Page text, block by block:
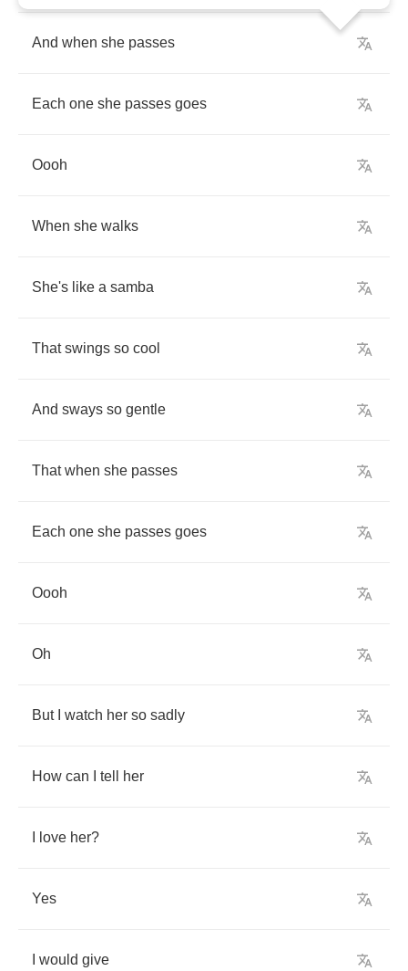
And when she passes
Each one she passes goes
Oooh
When she walks
She's like a samba
That swings so cool
And sways so gentle
That when she passes
Each one she passes goes
Oooh
Oh
But watch her so sadly
How can tell her
love her?
Yes
would give